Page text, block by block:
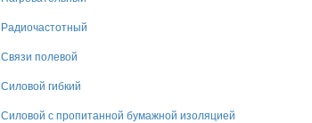
Радиочастотный
Связи полевой
Силовой гибкий
Силовой с пропитанной бумажной изоляцией